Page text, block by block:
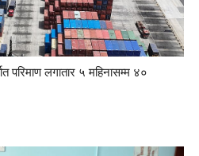
परिमाण लगातार ५ महिनासम्म ४०